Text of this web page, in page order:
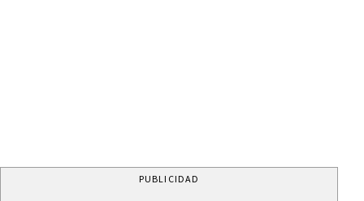
PUBLICIDAD